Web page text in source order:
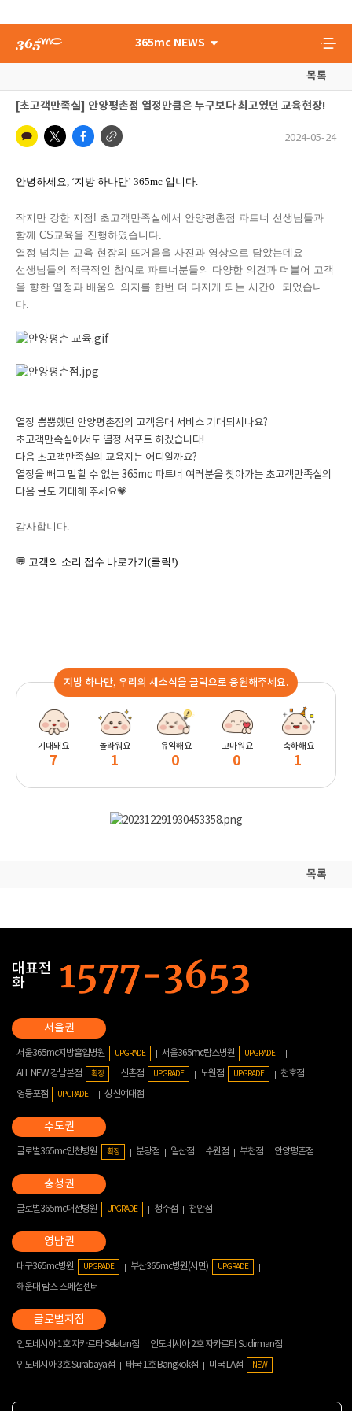
365mc NEWS
목록
[초고객만족실] 안양평촌점 열정만큼은 누구보다 최고였던 교육현장!
2024-05-24
안녕하세요, ‘지방 하나만’ 365mc 입니다.
작지만 강한 지점! 초고객만족실에서 안양평촌점 파트너 선생님들과
함께 CS교육을 진행하였습니다.
열정 넘치는 교육 현장의 뜨거움을 사진과 영상으로 담았는데요
선생님들의 적극적인 참여로 파트너분들의 다양한 의견과 더불어 고객
을 향한 열정과 배움의 의지를 한번 더 다지게 되는 시간이 되었습니
다.
열정 뿜뿜했던 안양평촌점의 고객응대 서비스 기대되시나요?
초고객만족실에서도 열정 서포트 하겠습니다!
다음 초고객만족실의 교육지는 어디일까요?
열정을 빼고 말할 수 없는 365mc 파트너 여러분을 찾아가는 초고객만족실의
다음 글도 기대해 주세요💗
감사합니다.
💬 고객의 소리 접수 바로가기(클릭 !)
지방 하나만, 우리의 새소식을 클릭으로 응원해주세요.
기대돼요
7
놀라워요
1
유익해요
0
고마워요
0
축하해요
1
목록
대표전
화
서울365mc지방흡입병원 UPGRADE 서울365mc람스병원 UPGRADE
ALL NEW 강남본점 확장 신촌점 UPGRADE 노원점 UPGRADE
천호점
영등포점
UPGRADE 성신여대점
글로벌365mc인천병원 확장 분당점 일산점 수원점 부천점 안양평촌점
글로벌365mc대전병원 UPGRADE 청주점 천안점
대구365mc병원 UPGRADE 부산365mc병원(서면) UPGRADE
해운대 람스 스페셜센터
인도네시아 1호 자카르타 Selatan점
인도네시아 2호 자카르타 Sudirman점
인도네시아 3호 Surabaya점
태국 1호 Bangkok점 미국 LA점 NEW